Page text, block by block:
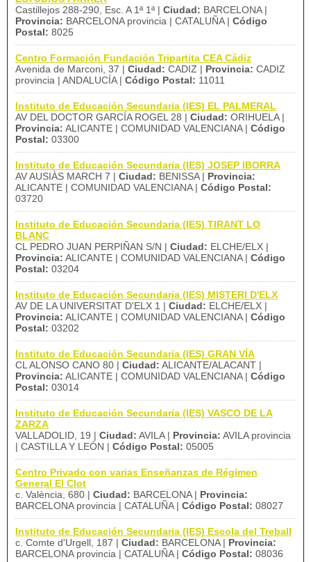
Castillejos 288-290, Esc. A 1ª 1ª | Ciudad: BARCELONA |
Provincia: BARCELONA provincia | CATALUÑA | Código
Postal: 8025
Centro Formación Fundación Tripartita CEA Cádiz
Avenida de Marconi, 37 | Ciudad: CADIZ | Provincia: CADIZ
provincia | ANDALUCÍA | Código Postal: 11011
Instituto de Educación Secundaria (IES) EL PALMERAL
AV DEL DOCTOR GARCÍA ROGEL 28 | Ciudad: ORIHUELA |
Provincia: ALICANTE | COMUNIDAD VALENCIANA | Código
Postal: 03300
Instituto de Educación Secundaria (IES) JOSEP IBORRA
AV AUSIÀS MARCH 7 | Ciudad: BENISSA | Provincia:
ALICANTE | COMUNIDAD VALENCIANA | Código Postal:
03720
Instituto de Educación Secundaria (IES) TIRANT LO
BLANC
CL PEDRO JUAN PERPIÑAN S/N | Ciudad: ELCHE/ELX |
Provincia: ALICANTE | COMUNIDAD VALENCIANA | Código
Postal: 03204
Instituto de Educación Secundaria (IES) MISTERI D'ELX
AV DE LA UNIVERSITAT D'ELX 1 | Ciudad: ELCHE/ELX |
Provincia: ALICANTE | COMUNIDAD VALENCIANA | Código
Postal: 03202
Instituto de Educación Secundaria (IES) GRAN VÍA
CL ALONSO CANO 80 | Ciudad: ALICANTE/ALACANT |
Provincia: ALICANTE | COMUNIDAD VALENCIANA | Código
Postal: 03014
Instituto de Educación Secundaria (IES) VASCO DE LA
ZARZA
VALLADOLID, 19 | Ciudad: AVILA | Provincia: AVILA provincia
| CASTILLA Y LEÓN | Código Postal: 05005
Centro Privado con varias Enseñanzas de Régimen
General El Clot
c. València, 680 | Ciudad: BARCELONA | Provincia:
BARCELONA provincia | CATALUÑA | Código Postal: 08027
Instituto de Educación Secundaria (IES) Escola del Treball
c. Comte d'Urgell, 187 | Ciudad: BARCELONA | Provincia:
BARCELONA provincia | CATALUÑA | Código Postal: 08036